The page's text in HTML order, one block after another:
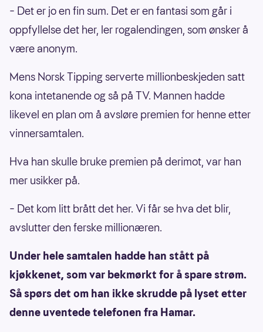
– Det er jo en fin sum. Det er en fantasi som går i
oppfyllelse det her, ler rogalendingen, som ønsker å
være anonym.
Mens Norsk Tipping serverte millionbeskjeden satt
kona intetanende og så på TV. Mannen hadde
likevel en plan om å avsløre premien for henne etter
vinnersamtalen.
Hva han skulle bruke premien på derimot, var han
mer usikker på.
– Det kom litt brått det her. Vi får se hva det blir,
avslutter den ferske millionæren.
Under hele samtalen hadde han stått på
kjøkkenet, som var bekmørkt for å spare strøm.
Så spørs det om han ikke skrudde på lyset etter
denne uventede telefonen fra Hamar.